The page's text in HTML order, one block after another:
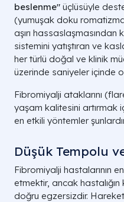
beslenme" üçlüsüyle
(yumuşak doku
aşırı hassaslaşmasından
sistemini yatıştıran ve
her türlü doğal ve klinik
üzerinde saniyeler içinde
Fibromiyalji ataklarını
yaşam kalitesini artırmak
en etkili yöntemler
Düşük Tempolu
Fibromiyalji hastalarının
etmektir, ancak hastalığın
doğru egzersizdir.